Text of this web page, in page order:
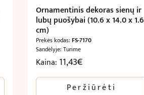
Ornamentinis dekoras sienų ir
lubų puošybai (10.6 x 14.0 x 1.6
cm)
Prekės kodas:FS-7170
Sandėlyje: Turime
Kaina: 11,43€
Peržiūrėti